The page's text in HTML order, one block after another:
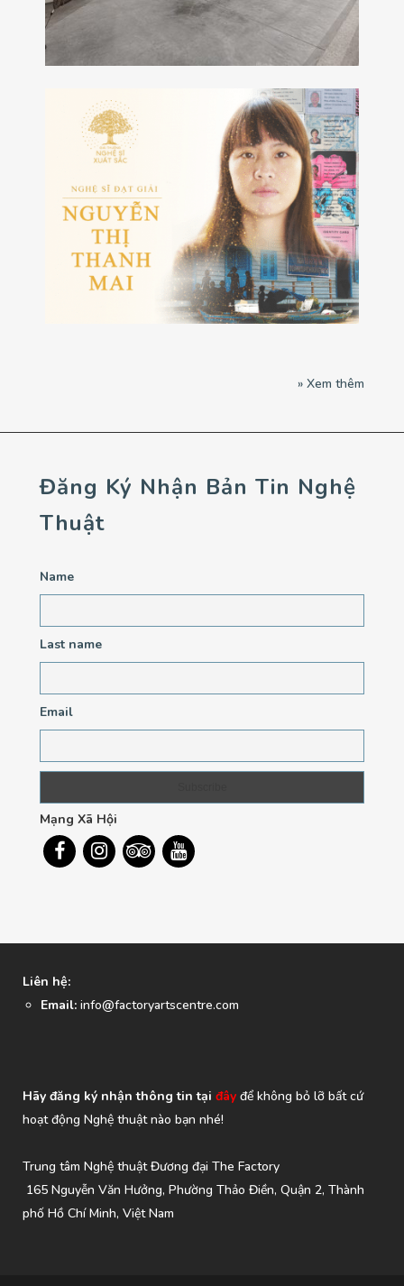
NGHỆ SĨ ĐẦU TIÊN ĐẠT GIẢI THƯỞNG
‘NGHỆ SĨ XUẤT SẮC’
12 Tháng 8, 2021
» Xem thêm
Đăng Ký Nhận Bản Tin Nghệ
Thuật
Name
Last name
Email
Mạng Xã Hội
Liên hệ:
Email: info@factoryartscentre.com
Hãy đăng ký nhận thông tin tại đây để không bỏ lỡ bất cứ
hoạt động Nghệ thuật nào bạn nhé!
Trung tâm Nghệ thuật Đương đại The Factory
165 Nguyễn Văn Hưởng, Phường Thảo Điền, Quận 2, Thành
phố Hồ Chí Minh, Việt Nam